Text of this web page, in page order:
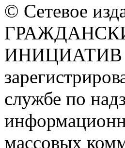
© Сетевое
ИНИЦИАТИВ
службе по
массовых